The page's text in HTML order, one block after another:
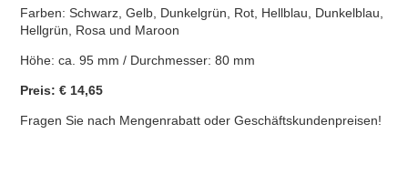
Farben: Schwarz, Gelb, Dunkelgrün, Rot, Hellblau, Dunkelblau,
Hellgrün, Rosa und Maroon
Höhe: ca. 95 mm / Durchmesser: 80 mm
Preis: € 14,65
Fragen Sie nach Mengenrabatt oder Geschäftskundenpreisen!